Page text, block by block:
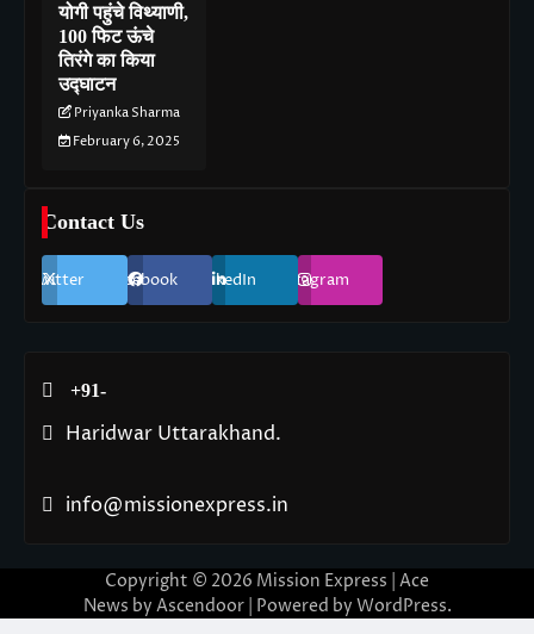
योगी पहुंचे विथ्याणी,
100 फिट ऊंचे
तिरंगे का किया
उद्घाटन
Priyanka Sharma
February 6, 2025
Contact Us
Twitter Facebook LinkedIn Instagram
+91-
Haridwar Uttarakhand.
info@missionexpress.in
Copyright © 2026 Mission Express | Ace
News by Ascendoor| Powered by WordPress.